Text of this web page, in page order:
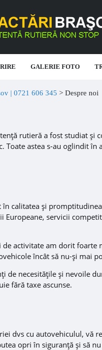
GALERIE FOTO
| 0721 606 345 > Despre noi
rutieră a fost studiat și
Toate astea s-au oglindit
calitatea și
Europeane, servicii
de activitate am dorit
încât să nu-și mai
de necesitățile și nevoile
fără taxe ascunse.
dvs cu autovehiculul, vă
opri în siguranță și să